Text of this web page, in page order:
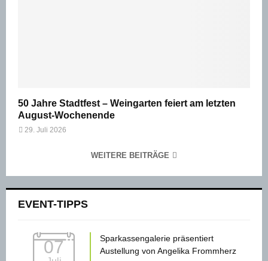
50 Jahre Stadtfest – Weingarten feiert am letzten
August-Wochenende
29. Juli 2026
WEITERE BEITRÄGE
EVENT-TIPPS
07
Sparkassengalerie präsentiert
Austellung von Angelika Frommherz